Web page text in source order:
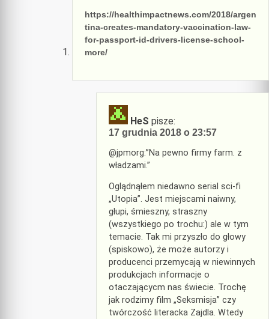
https://healthimpactnews.com/2018/argen
tina-creates-mandatory-vaccination-law-
for-passport-id-drivers-license-school-
more/
HeS pisze:
17 grudnia 2018 o 23:57
@jpmorg:”Na pewno firmy farm. z
władzami.”
Oglądnąłem niedawno serial sci-fi
„Utopia”. Jest miejscami naiwny,
głupi, śmieszny, straszny
(wszystkiego po trochu:) ale w tym
temacie. Tak mi przyszło do głowy
(spiskowo), że może autorzy i
producenci przemycają w niewinnych
produkcjach informacje o
otaczającycm nas świecie. Trochę
jak rodzimy film „Seksmisja” czy
twórczość literacka Zajdla. Wtedy